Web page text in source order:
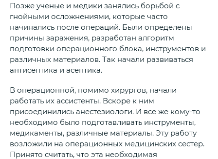
Позже ученые и медики занялись борьбой с
гнойными осложнениями, которые часто
начинались после операций. Были определены
причины заражения, разработан алгоритм
подготовки операционного блока, инструментов и
различных материалов. Так начали развиваться
антисептика и асептика.
В операционной, помимо хирургов, начали
работать их ассистенты. Вскоре к ним
присоединились анестезиологи. И все же кому-то
необходимо было подготавливать инструменты,
медикаменты, различные материалы. Эту работу
возложили на операционных медицинских сестер.
Принято считать, что эта необходимая